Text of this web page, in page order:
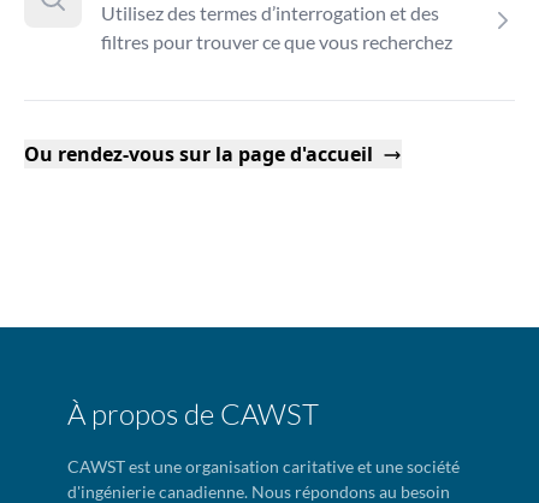
Utilisez des termes d’interrogation et des
filtres pour trouver ce que vous recherchez
Ou rendez-vous sur la page d'accueil
À propos de CAWST
CAWST est une organisation caritative et une société
d'ingénierie canadienne. Nous répondons au besoin